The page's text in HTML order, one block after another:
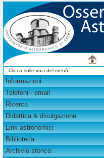
Clicca sulle voci del menù
Informazioni
Telefoni - email
Ricerca
Didattica & divulgazione
Link astronomici
Biblioteca
Archivio storico